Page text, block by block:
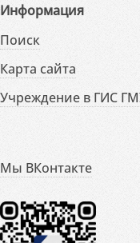
Информация
Поиск
Карта сайта
Учреждение в ГИС
Мы ВКонтакте